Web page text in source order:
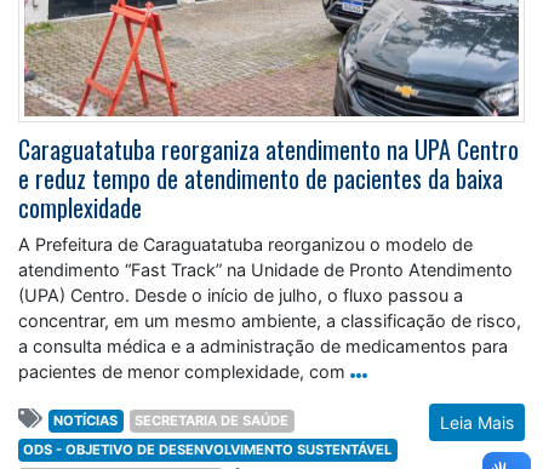
Caraguatatuba reorganiza atendimento na UPA Centro
e reduz tempo de atendimento de pacientes da baixa
complexidade
A Prefeitura de Caraguatatuba reorganizou o modelo de
atendimento “Fast Track” na Unidade de Pronto Atendimento
(UPA) Centro. Desde o início de julho, o fluxo passou a
concentrar, em um mesmo ambiente, a classificação de risco,
a consulta médica e a administração de medicamentos para
pacientes de menor complexidade, com
Leia Mais
NOTÍCIAS
SECRETARIA DE SAÚDE
ODS - OBJETIVO DE DESENVOLVIMENTO SUSTENTÁVEL